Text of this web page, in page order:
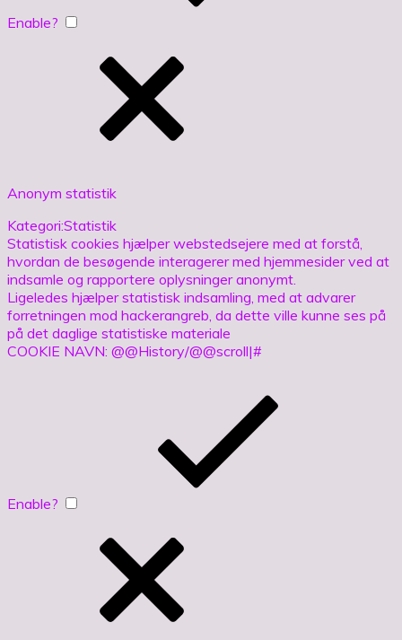
Enable?
Anonym statistik
Kategori:Statistik
Statistisk cookies hjælper webstedsejere med at forstå,
hvordan de besøgende interagerer med hjemmesider ved at
indsamle og rapportere oplysninger anonymt.
Ligeledes hjælper statistisk indsamling, med at advarer
forretningen mod hackerangreb, da dette ville kunne ses på
på det daglige statistiske materiale
COOKIE NAVN: @@History/@@scroll|#
Enable?